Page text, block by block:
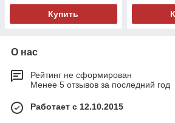
Купить
О нас
Рейтинг не сформирован
Менее 5 отзывов за последний год
Работает с 12.10.2015